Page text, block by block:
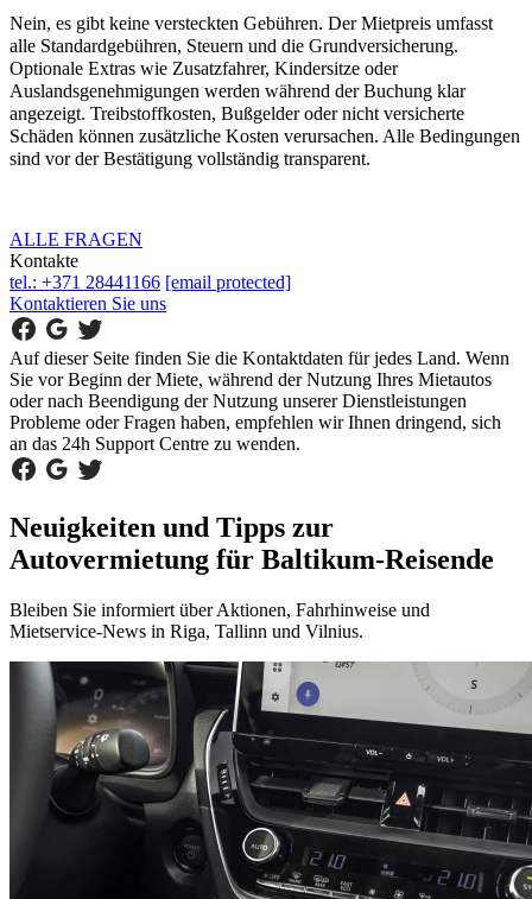
Nein, es gibt keine versteckten Gebühren. Der Mietpreis umfasst
alle Standardgebühren, Steuern und die Grundversicherung.
Optionale Extras wie Zusatzfahrer, Kindersitze oder
Auslandsgenehmigungen werden während der Buchung klar
angezeigt. Treibstoffkosten, Bußgelder oder nicht versicherte
Schäden können zusätzliche Kosten verursachen. Alle Bedingungen
sind vor der Bestätigung vollständig transparent.
ALLE FRAGEN
Kontakte
tel.: +371 28441166 [email protected]
Kontaktieren Sie uns
Auf dieser Seite finden Sie die Kontaktdaten für jedes Land. Wenn
Sie vor Beginn der Miete, während der Nutzung Ihres Mietautos
oder nach Beendigung der Nutzung unserer Dienstleistungen
Probleme oder Fragen haben, empfehlen wir Ihnen dringend, sich
an das 24h Support Centre zu wenden.
Neuigkeiten und Tipps zur
Autovermietung für Baltikum-Reisende
Bleiben Sie informiert über Aktionen, Fahrhinweise und
Mietservice-News in Riga, Tallinn und Vilnius.